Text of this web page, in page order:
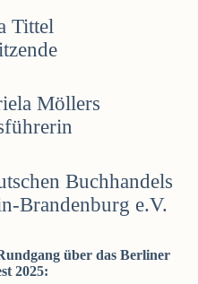
Tittel
Möllers
Buchhandels
Brandenburg e.V.
über das Berliner
2025: